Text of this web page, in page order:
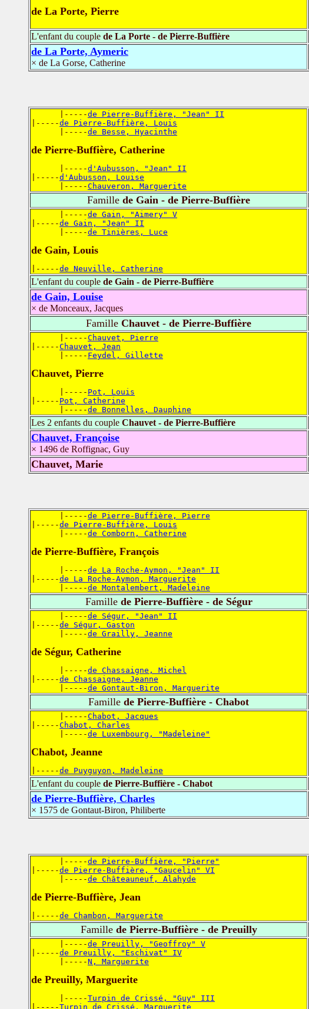
de La Porte, Pierre
L'enfant du couple de La Porte - de Pierre-Buffière
de La Porte, Aymeric
× de La Gorse, Catherine
      |-----
de Pierre-Buffière, "Jean" II
|-----de Pierre-Buffière, Louis
      |-----
de Besse, Hyacinthe
de Pierre-Buffière, Catherine
      |-----
d'Aubusson, "Jean" II
|-----d'Aubusson, Louise
      |-----
Chauveron, Marguerite
Famille de Gain - de Pierre-Buffière
      |-----
de Gain, "Aimery" V
|-----de Gain, "Jean" II
      |-----
de Tinières, Luce
de Gain, Louis
|-----de Neuville, Catherine
L'enfant du couple de Gain - de Pierre-Buffière
de Gain, Louise
× de Monceaux, Jacques
Famille Chauvet - de Pierre-Buffière
      |-----
Chauvet, Pierre
|-----Chauvet, Jean
      |-----
Feydel, Gillette
Chauvet, Pierre
      |-----
Pot, Louis
|----- Pot, Catherine
      |-----
de Bonnelles, Dauphine
Les 2 enfants du couple Chauvet - de Pierre-Buffière
Chauvet, Françoise
× 1496 de Roffignac, Guy
Chauvet, Marie
      |-----
de Pierre-Buffière, Pierre
|-----de Pierre-Buffière, Louis
      |-----
de Comborn, Catherine
de Pierre-Buffière, François
      |-----
de La Roche-Aymon, "Jean" II
|-----de La Roche-Aymon, Marguerite
      |-----
de Montalembert, Madeleine
Famillede Pierre-Buffière - de Ségur
      |-----
de Ségur, "Jean" II
|-----de Ségur, Gaston
      |-----
de Grailly, Jeanne
de Ségur, Catherine
      |-----
de Chassaigne, Michel
|-----de Chassaigne, Jeanne
      |-----
de Gontaut-Biron, Marguerite
Famille de Pierre-Buffière - Chabot
      |-----
Chabot, Jacques
|-----Chabot, Charles
      |-----
de Luxembourg, "Madeleine"
Chabot, Jeanne
|-----de Puyguyon, Madeleine
L'enfant du couple de Pierre-Buffière - Chabot
de Pierre-Buffière, Charles
× 1575 de Gontaut-Biron, Philiberte
      |-----
de Pierre-Buffière, "Pierre"
|-----de Pierre-Buffière, "Gaucelin" VI
      |-----
de Châteauneuf, Alahyde
de Pierre-Buffière, Jean
|-----de Chambon, Marguerite
Famillede Pierre-Buffière - de Preuilly
      |-----
de Preuilly, "Geoffroy" V
|-----de Preuilly, "Eschivat" IV
      |-----
N, Marguerite
de Preuilly, Marguerite
      |-----
Turpin de Crissé, "Guy" III
|-----Turpin de Crissé, Marguerite